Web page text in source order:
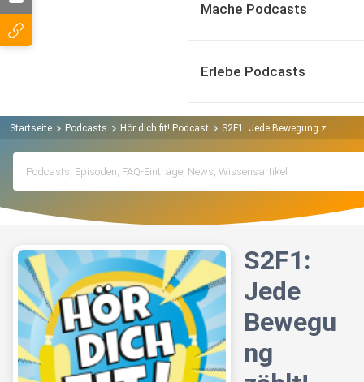
Mache Podcasts
Erlebe Podcasts
Startseite Podcasts Hör dich fit! Podcast S2F1: Jede Bewegung zählt!
S2F1:
Jede
Bewegu
ng